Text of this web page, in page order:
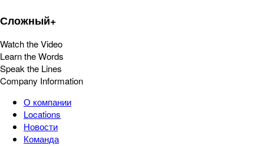
Сложный+
Watch the Video
Learn the Words
Speak the Lines
Company Information
О компании
Locations
Новости
Команда